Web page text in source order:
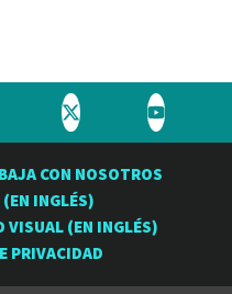
Visite
Observatorio
Rubin
en
Visite
Rubin
en
CON NOSOTROS
INGLÉS)
VISUAL (EN INGLÉS)
PRIVACIDAD